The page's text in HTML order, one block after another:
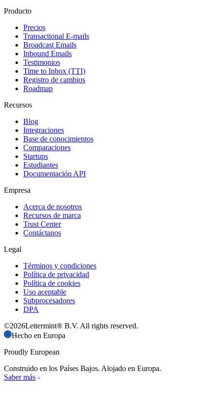
Producto
Precios
Transactional E-mails
Broadcast Emails
Inbound Emails
Testimonios
Time to Inbox (TTI)
Registro de cambios
Roadmap
Recursos
Blog
Integraciones
Base de conocimientos
Comparaciones
Startups
Estudiantes
Documentación API
Empresa
Acerca de nosotros
Recursos de marca
Trust Center
Contáctanos
Legal
Términos y condiciones
Política de privacidad
Política de cookies
Uso aceptable
Subprocesadores
DPA
©2026Lettermint® B.V. All rights reserved.
Hecho en Europa
Proudly European
Construido en los Países Bajos. Alojado en Europa.
Saber más